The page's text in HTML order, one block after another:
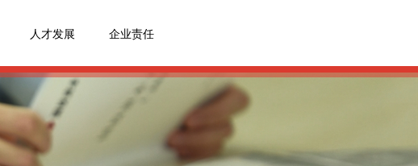
人才发展 企业责任